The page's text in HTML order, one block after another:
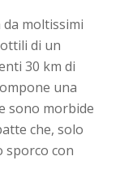
moltissimi
di un
30 km di
una
sono morbide
che, solo
sporco con